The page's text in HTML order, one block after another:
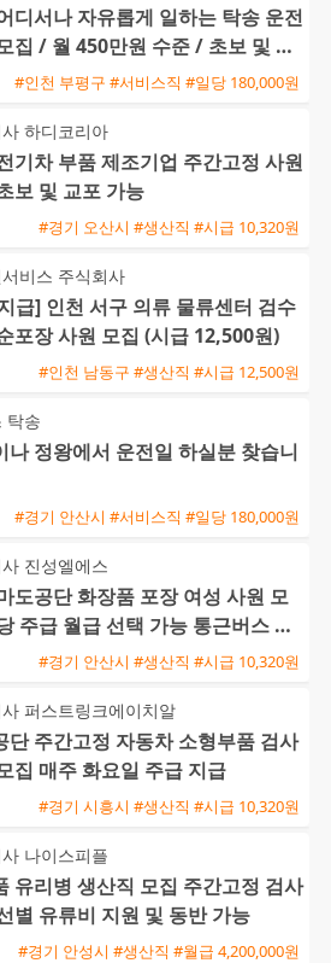
디서나 자유롭게 일하는 탁송 운전
집 / 월 450만원 수준 / 초보 및 외
영
#인천 부평구 #서비스직 #일당 180,000원
하디코리아
기차 부품 제조기업 주간고정 사원
보 및 교포 가능
#경기 오산시 #생산직 #시급 10,320원
비스 주식회사
급] 인천 서구 의류 물류센터 검수
포장 사원 모집 (시급 12,500원)
#인천 남동구 #생산직 #시급 12,500원
탁송
나 정왕에서 운전일 하실분 찾습니
#경기 안산시 #서비스직 #일당 180,000원
진성엘에스
도공단 화장품 포장 여성 사원 모
주급 월급 선택 가능 통근버스 운
#경기 안산시 #생산직 #시급 10,320원
퍼스트링크에이치알
단 주간고정 자동차 소형부품 검사
집 매주 화요일 주급 지급
#경기 시흥시 #생산직 #시급 10,320원
나이스피플
유리병 생산직 모집 주간고정 검사
별 유류비 지원 및 동반 가능
#경기 안성시 #생산직 #월급 4,200,000원